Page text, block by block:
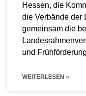
Hessen, die
die Verbände der
gemeinsam die
und
WEITERLESEN »